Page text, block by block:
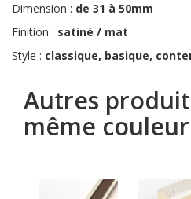
Dimension : de 31 à 50mm
Finition : satiné / mat
Style : classique, basique,
Autres
même couleur